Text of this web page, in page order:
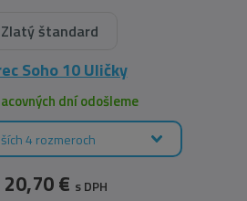
Zlatý štandard
Soho 10 Uličky
dní odošleme
4 rozmeroch
20,70 € s DPH